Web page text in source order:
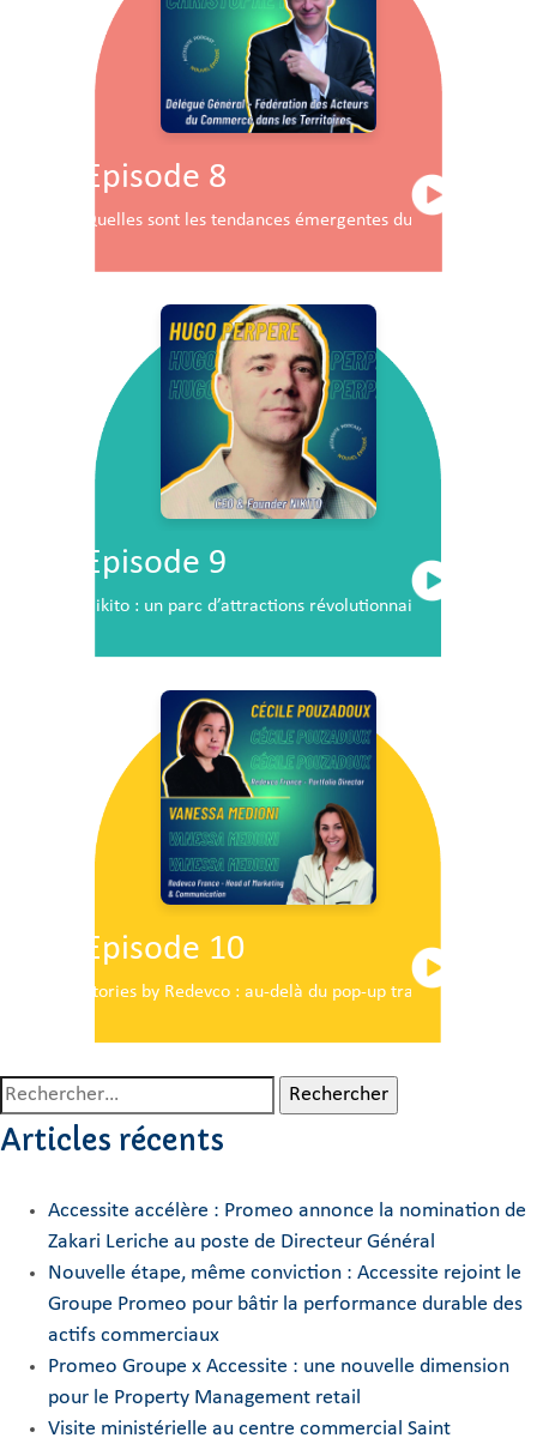
Episode 8
Quelles sont les tendances émergentes du commerce en
Episode 9
Nikito : un parc d’attractions révolutionnaire en plein
Episode 10
Stories by Redevco : au-delà du pop-up traditionnel
Rechercher :
Articles récents
Accessite accélère : Promeo annonce la nomination de
Zakari Leriche au poste de Directeur Général
Nouvelle étape, même conviction : Accessite rejoint le
Groupe Promeo pour bâtir la performance durable des
actifs commerciaux
Promeo Groupe x Accessite : une nouvelle dimension
pour le Property Management retail
Visite ministérielle au centre commercial Saint